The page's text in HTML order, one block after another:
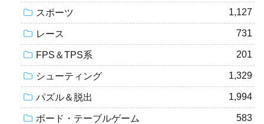
スポーツ 1,127
レース 731
FPS＆TPS系 201
シューティング 1,329
パズル＆脱出 1,994
ボード・テーブルゲーム 583